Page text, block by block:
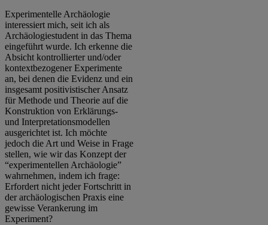
Experimentelle Archäologie
interessiert mich, seit ich als
Archäologiestudent in das Thema
eingeführt wurde. Ich erkenne die
Absicht kontrollierter und/oder
kontextbezogener Experimente
an, bei denen die Evidenz und ein
insgesamt positivistischer Ansatz
für Methode und Theorie auf die
Konstruktion von Erklärungs-
und Interpretationsmodellen
ausgerichtet ist. Ich möchte
jedoch die Art und Weise in Frage
stellen, wie wir das Konzept der
“experimentellen Archäologie”
wahrnehmen, indem ich frage:
Erfordert nicht jeder Fortschritt in
der archäologischen Praxis eine
gewisse Verankerung im
Experiment?